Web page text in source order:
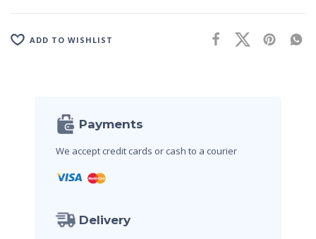
ADD TO WISHLIST
Payments
We accept credit cards or cash to a courier
Delivery